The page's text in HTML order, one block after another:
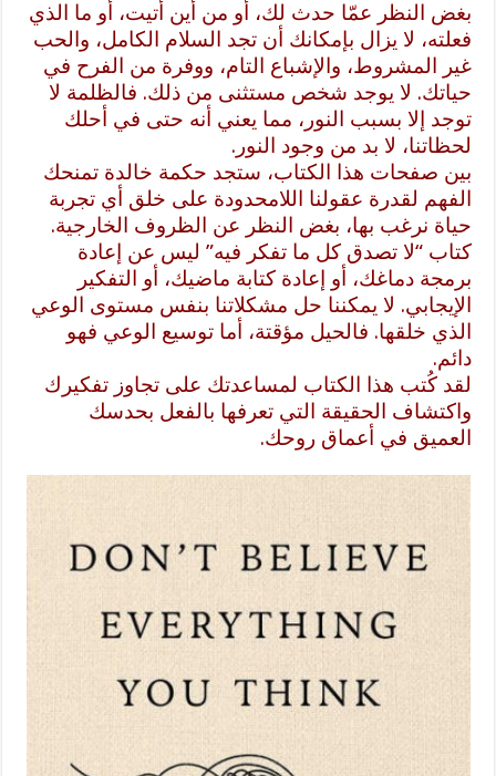
بغض النظر عمّا حدث لك، أو من أين أتيت، أو ما الذي
فعلته، لا يزال بإمكانك أن تجد السلام الكامل، والحب
غير المشروط، والإشباع التام، ووفرة من الفرح في
حياتك. لا يوجد شخص مستثنى من ذلك. فالظلمة لا
توجد إلا بسبب النور، مما يعني أنه حتى في أحلك
لحظاتنا، لا بد من وجود النور.
بين صفحات هذا الكتاب، ستجد حكمة خالدة تمنحك
الفهم لقدرة عقولنا اللامحدودة على خلق أي تجربة
حياة نرغب بها، بغض النظر عن الظروف الخارجية.
كتاب “لا تصدق كل ما تفكر فيه” ليس عن إعادة
برمجة دماغك، أو إعادة كتابة ماضيك، أو التفكير
الإيجابي. لا يمكننا حل مشكلاتنا بنفس مستوى الوعي
الذي خلقها. فالحيل مؤقتة، أما توسيع الوعي فهو
دائم.
لقد كُتب هذا الكتاب لمساعدتك على تجاوز تفكيرك
واكتشاف الحقيقة التي تعرفها بالفعل بحدسك
العميق في أعماق روحك.